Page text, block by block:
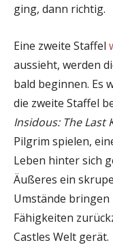
ging, dann richtig.
Eine zweite Staffel
aussieht, werden
bald beginnen. Es
die zweite Staffel
Insidous: The Last
Pilgrim spielen,
Leben hinter sich
Äußeres ein
Umstände bringen
Fähigkeiten
Castles Welt gerät.